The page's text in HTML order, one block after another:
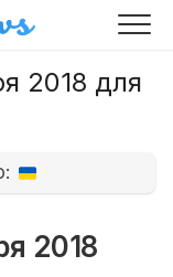
2018 для
2018